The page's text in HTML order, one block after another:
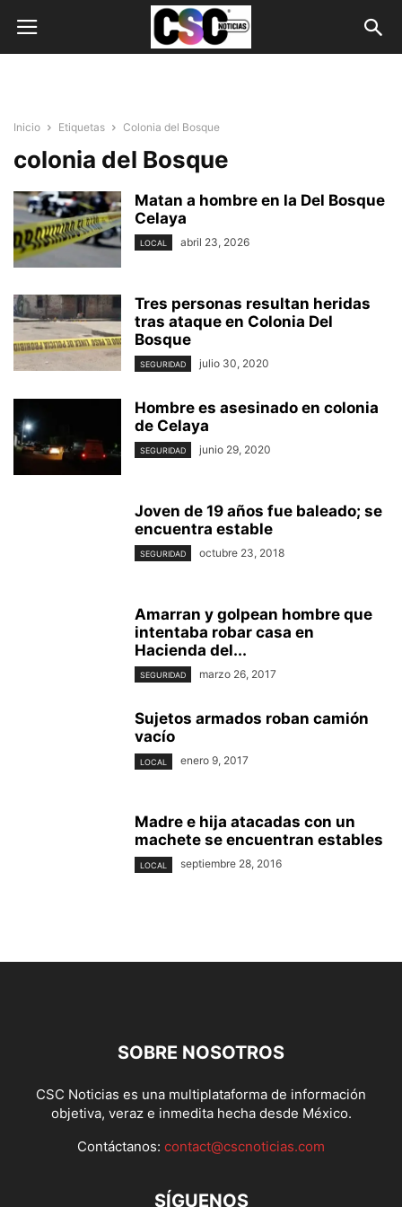
Inicio Etiquetas Colonia del Bosque
colonia del Bosque
Matan a hombre en la Del Bosque
Celaya
LOCAL abril 23, 2026
Tres personas resultan heridas
tras ataque en Colonia Del
Bosque
SEGURIDAD julio 30, 2020
Hombre es asesinado en colonia
de Celaya
SEGURIDAD junio 29, 2020
Joven de 19 años fue baleado; se
encuentra estable
SEGURIDAD octubre 23, 2018
Amarran y golpean hombre que
intentaba robar casa en
Hacienda del...
SEGURIDAD marzo 26, 2017
Sujetos armados roban camión
vacío
LOCAL enero 9, 2017
Madre e hija atacadas con un
machete se encuentran estables
LOCAL septiembre 28, 2016
SOBRE NOSOTROS
CSC Noticias es una multiplataforma de información
objetiva, veraz e inmedita hecha desde México.
Contáctanos: contact@cscnoticias.com
SÍGUENOS